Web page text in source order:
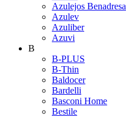
Azulejos Benadresa
Azulev
Azuliber
Azuvi
B
B-PLUS
B-Thin
Baldocer
Bardelli
Basconi Home
Bestile